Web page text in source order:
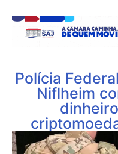
Polícia
Niflheim